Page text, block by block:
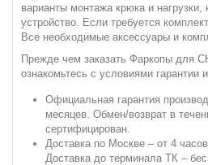
варианты монтажа крюка и нагрузки,
устройство. Если требуется
Все необходимые аксессуары и
Прежде чем заказать Фаркопы для
ознакомьтесь с условиями гарантии
Официальная гарантия
месяцев. Обмен/возврат в
сертифицирован.
Доставка по Москве – от 4
Доставка до терминала ТК –